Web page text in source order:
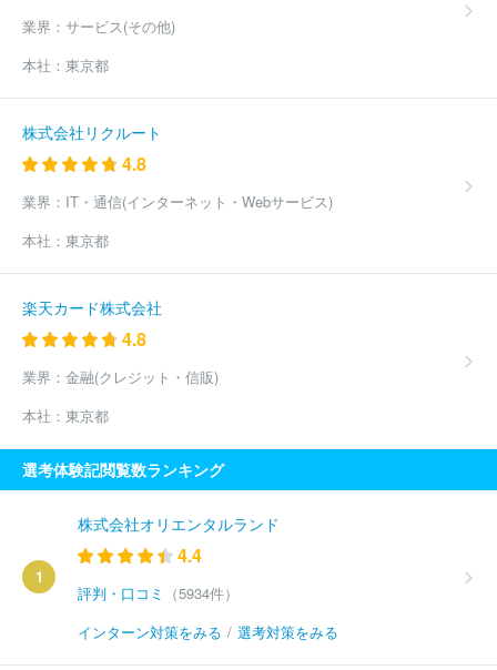
業界： サービス(その他)
本社： 東京都
株式会社リクルート
4.8
業界： IT・通信(インターネット・Webサービス)
本社： 東京都
楽天カード株式会社
4.8
業界： 金融(クレジット・信販)
本社： 東京都
選考体験記閲覧数ランキング
1
株式会社オリエンタルランド
4.4
評判・口コミ
（5934件）
インターン対策をみる / 選考対策をみる